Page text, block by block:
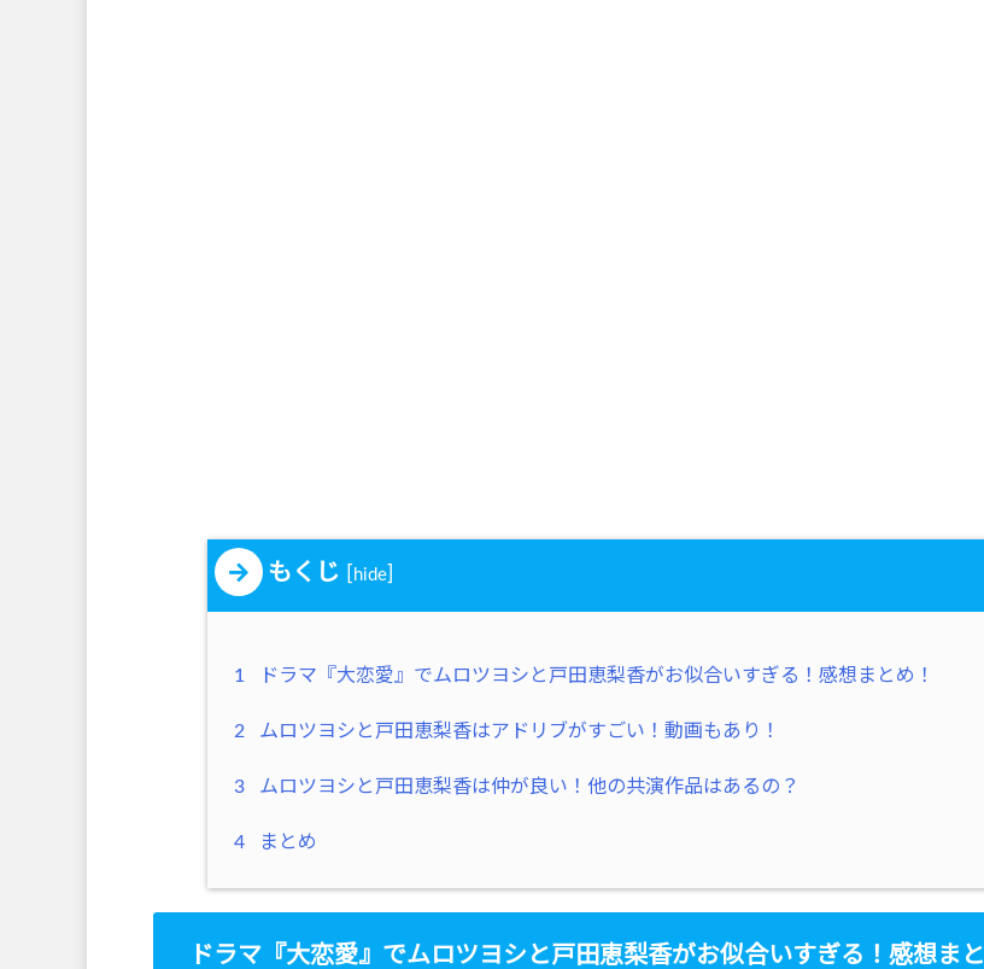
もくじ hide
1 ドラマ『大恋愛』でムロツヨシと戸田恵梨香がお似合いすぎる！感想まとめ！
2 ムロツヨシと戸田恵梨香はアドリブがすごい！動画もあり！
3 ムロツヨシと戸田恵梨香は仲が良い！他の共演作品はあるの？
4 まとめ
ドラマ『大恋愛』でムロツヨシと戸田恵梨香がお似合いすぎる！感想まと